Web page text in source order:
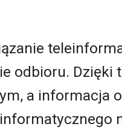
odbioru.
a informacja